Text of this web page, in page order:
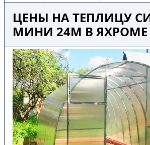
ЦЕНЫ НА ТЕПЛИЦУ
МИНИ 24М В ЯХРОМЕ